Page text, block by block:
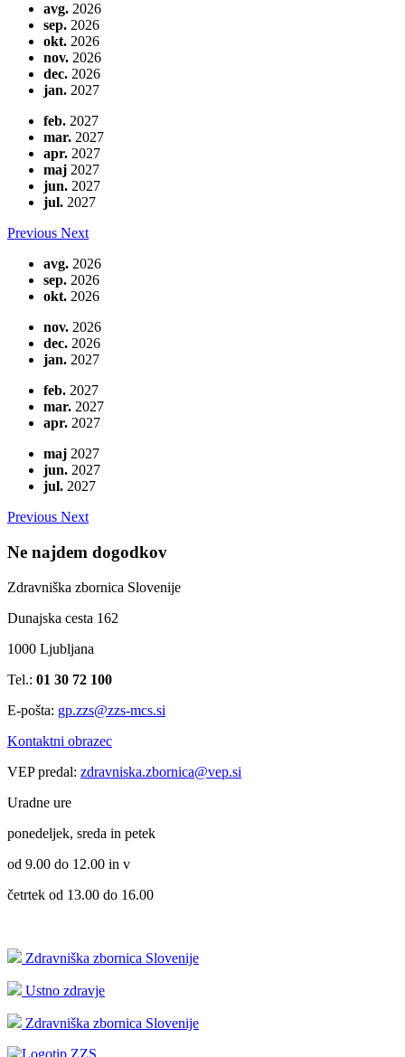
avg. 2026
sep. 2026
okt. 2026
nov. 2026
dec. 2026
jan. 2027
feb. 2027
mar. 2027
apr. 2027
maj 2027
jun. 2027
jul. 2027
Previous Next
avg. 2026
sep. 2026
okt. 2026
nov. 2026
dec. 2026
jan. 2027
feb. 2027
mar. 2027
apr. 2027
maj 2027
jun. 2027
jul. 2027
Previous Next
Ne najdem dogodkov
Zdravniška zbornica Slovenije
Dunajska cesta 162
1000 Ljubljana
Tel.: 01 30 72 100
E-pošta: gp.zzs@zzs-mcs.si
Kontaktni obrazec
VEP predal: zdravniska.zbornica@vep.si
Uradne ure
ponedeljek, sreda in petek
od 9.00 do 12.00 in v
četrtek od 13.00 do 16.00
Zdravniška zbornica Slovenije
Ustno zdravje
Zdravniška zbornica Slovenije